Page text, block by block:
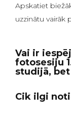
Apskatiet
uzzinātu vairāk
Vai ir
fotosesiju
studijā, bet
Cik ilgi